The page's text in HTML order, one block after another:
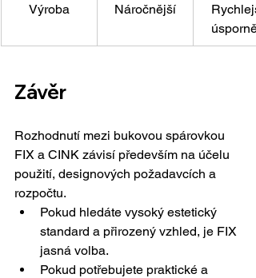
Výroba Náročnější
Závěr
Rozhodnutí mezi bukovou spárovkou
FIX a CINK závisí především na účelu
použití, designových požadavcích a
rozpočtu.
Pokud hledáte vysoký estetický
standard a přirozený vzhled, je FIX
jasná volba.
Pokud potřebujete praktické a